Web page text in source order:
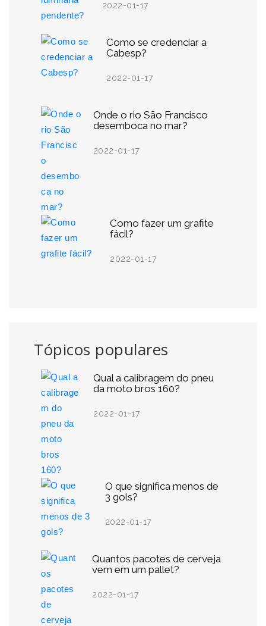
2022-01-17
Como se credenciar a
Cabesp?
2022-01-17
Onde o rio São Francisco
desemboca no mar?
2022-01-17
Como fazer um grafite
fácil?
2022-01-17
Tópicos populares
Qual a calibragem do pneu
da moto bros 160?
2022-01-17
O que significa menos de
3 gols?
2022-01-17
Quantos pacotes de cerveja
vem em um pallet?
2022-01-17